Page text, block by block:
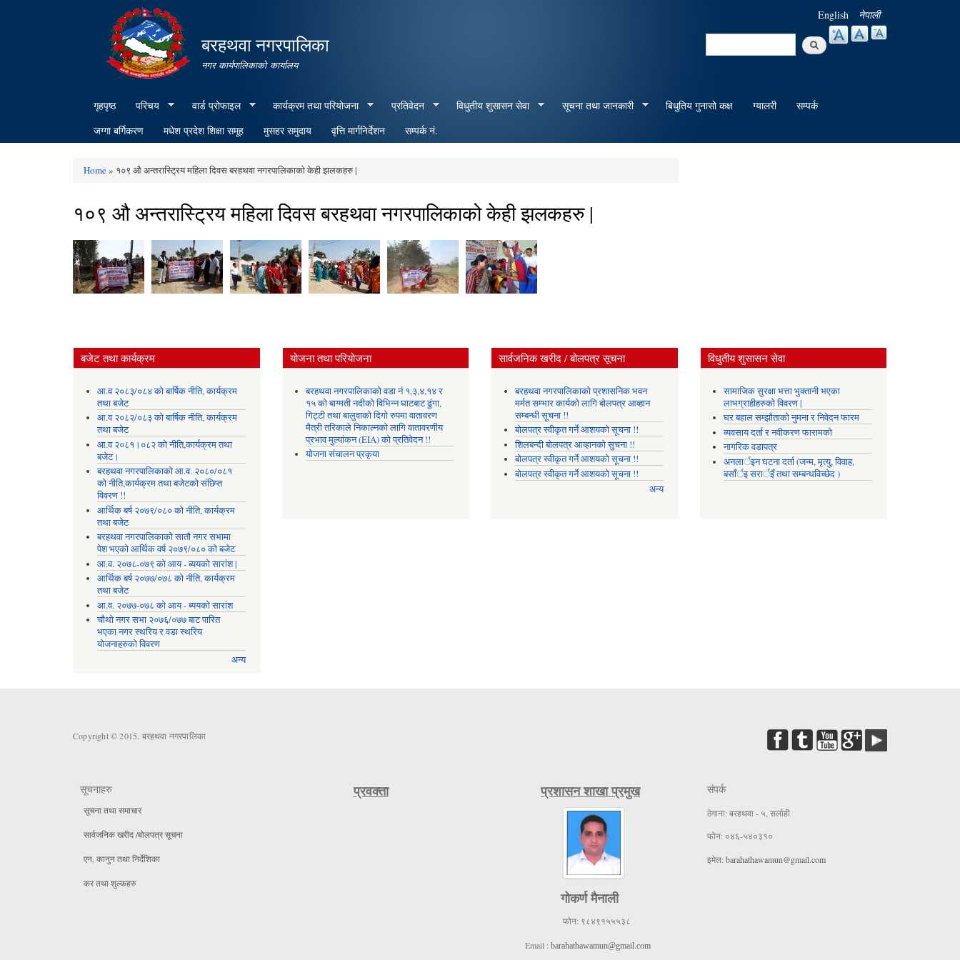
बरहथवा नगरपालिका
नगर कार्यपालिकाको कार्यालय
English नेपाली
Search
गृहपृष्ठ परिचय वार्ड प्रोफाइल कार्यक्रम तथा परियोजना प्रतिवेदन विधुतीय शुसासन सेवा सूचना तथा जानकारी बिधुतिय गुनासो कक्ष ग्यालरी
सम्पर्क
जग्गा बर्गिकरण
मधेश प्रदेश शिक्षा समूह मुसहर समुदाय वृत्ति मार्गनिर्देशन सम्पर्क नं.
Home» १०९ औ अन्तरास्ट्रिय महिला दिवस बरहथवा नगरपालिकाको केही झलकहरु |
१०९ औ अन्तरास्ट्रिय महिला दिवस बरहथवा नगरपालिकाको केही झलकहरु |
बजेट तथा कार्यक्रम
आ.व २०८३/०८४ को बार्षिक नीति, कार्यक्रम
तथा बजेट
आ.व २०८२/०८३ को बार्षिक नीति, कार्यक्रम
तथा बजेट
आ.व २०८१।०८२ को नीति,कार्यक्रम तथा
बजेट।
बरहथवा नगरपालिकाको आ.व. २०८०/०८१
को नीति,कार्यक्रम तथा बजेटको संछिप्त
विवरण !!
आर्थिक बर्ष २०७९/०८० को नीति, कार्यक्रम
तथा बजेट
बरहथवा नगरपालिकाको सातौ नगर सभामा
पेश भएको आर्थिक वर्ष २०७९/०८० को बजेट
आ.व. २०७८-०७९ को आय - ब्ययको सारांश |
आर्थिक बर्ष २०७७/०७८ को नीति, कार्यक्रम
तथा बजेट
आ.व. २०७७-०७८ को आय - ब्ययको सारांश
चौथो नगर सभा २०७६/०७७ बाट पारित
भएका नगर स्थरिय र वडा स्थरिय
योजनाहरुको विवरण
अन्य
योजना तथा परियोजना
बरहथवा नगरपालिकाको वडा नं १,३,४,१४ र
१५ को बाग्मती नदीको विभिन्न घाटबाट ढुंगा,
गिट्टी तथा बालुवाको दिगो रुपमा वातावरण
मैत्री तरिकाले निकाल्नको लागि वातावरणीय
प्रभाव मुल्यांकन (EIA) को प्रतिवेदन !!
योजना संचालन प्रकृया
सार्वजनिक खरीद / बोलपत्र सूचना
बरहथवा नगरपालिकाको प्रशासनिक भवन
मर्मत सम्भार कार्यको लागि बोलपत्र आव्हान
सम्बन्धी सूचना !!
बोलपत्र स्वीकृत गर्ने आशयको सूचना !!
शिलबन्दी बोलपत्र आव्हानको सुचना !!
बोलपत्र स्वीकृत गर्ने आशयको सूचना !!
बोलपत्र स्वीकृत गर्ने आशयको सूचना !!
अन्य
विधुतीय शुसासन सेवा
सामाजिक सुरक्षा भत्ता भुक्तानी भएका
लाभग्राहीहरुको विवरण |
घर बहाल सम्झौताको नुमना र निवेदन फारम
व्यवसाय दर्ता र नवीकरण फारामको
नागरिक वडापत्र
अनलार्इन घटना दर्ता (जन्म, मृत्यु, विवाह,
बसाँर्इ सरार्इँ तथा सम्बन्धविच्छेद )
Copyright © 2015. बरहथवा नगरपालिका
सूचनाहरु
सूचना तथा समाचार
सार्वजनिक खरीद /बोलपत्र सूचना
एन, कानुन तथा निर्देशिका
कर तथा शुल्कहरु
प्रवक्ता प्रशासन शाखा प्रमुख
गोकर्ण मैनाली
फोन: ९८४९१५५५३८
Email : barahathawamun@gmail.com
संपर्क
ठेगाना: बरहथवा - ५, सर्लाही
फोन: ०४६-५४०३१०
इमेल: barahathawamun@gmail.com